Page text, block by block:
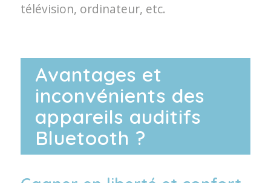
télévision, ordinateur, etc.
Avantages et
inconvénients des
appareils auditifs
Bluetooth ?